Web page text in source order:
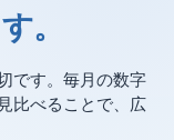
。
です。毎月の数字
比べることで、広